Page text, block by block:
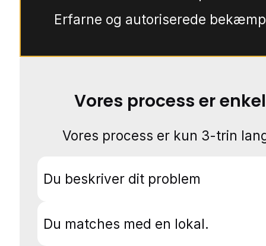
Erfarne og autoriserede
Vores process er enkel
Vores process er kun 3-trin
Du beskriver dit problem
Du matches med en lokal.